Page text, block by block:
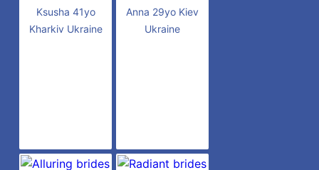
Ksusha 41yo
Kharkiv Ukraine
Anna 29yo Kiev
Ukraine